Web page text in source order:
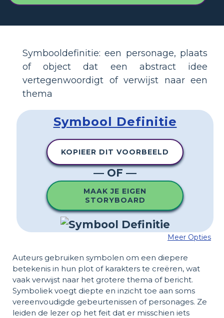
Symbooldefinitie: een personage, plaats
of object dat een abstract idee
vertegenwoordigt of verwijst naar een
thema
Symbool Definitie
KOPIEER DIT VOORBEELD
— OF —
MAAK JE EIGEN
STORYBOARD
Meer Opties
Auteurs gebruiken symbolen om een ​​diepere
betekenis in hun plot of karakters te creëren, wat
vaak verwijst naar het grotere thema of bericht.
Symboliek voegt diepte en inzicht toe aan soms
vereenvoudigde gebeurtenissen of personages. Ze
leiden de lezer op het feit dat er misschien iets